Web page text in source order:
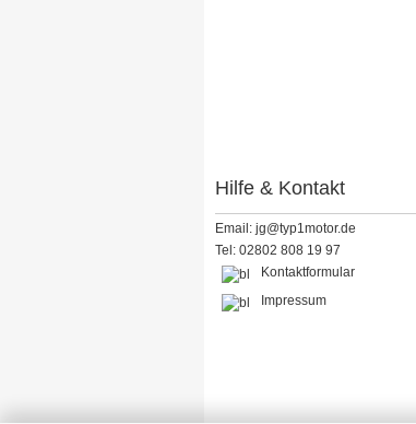
Hilfe & Kontakt
Email: jg@typ1motor.de
Tel: 02802 808 19 97
Kontaktformular
Impressum